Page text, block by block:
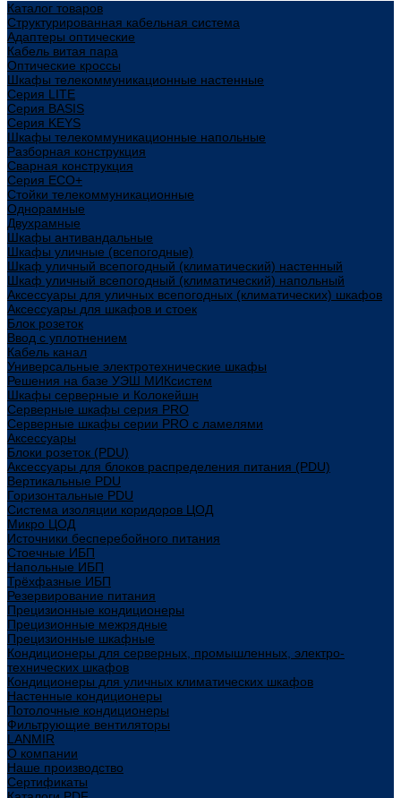
Каталог товаров
Структурированная кабельная система
Адаптеры оптические
Кабель витая пара
Оптические кроссы
Шкафы телекоммуникационные настенные
Cерия LITE
Cерия BASIS
Cерия KEYS
Шкафы телекоммуникационные напольные
Разборная конструкция
Сварная конструкция
Серия ECO+
Стойки телекоммуникационные
Однорамные
Двухрамные
Шкафы антивандальные
Шкафы уличные (всепогодные)
Шкаф уличный всепогодный (климатический) настенный
Шкаф уличный всепогодный (климатический) напольный
Аксессуары для уличных всепогодных (климатических) шкафов
Аксессуары для шкафов и стоек
Блок розеток
Ввод с уплотнением
Кабель канал
Универсальные электротехнические шкафы
Решения на базе УЭШ МИКсистем
Шкафы серверные и Колокейшн
Серверные шкафы серия PRO
Серверные шкафы серии PRO с ламелями
Аксессуары
Блоки розеток (PDU)
Аксессуары для блоков распределения питания (PDU)
Вертикальные PDU
Горизонтальные PDU
Система изоляции коридоров ЦОД
Микро ЦОД
Источники бесперебойного питания
Стоечные ИБП
Напольные ИБП
Трёхфазные ИБП
Резервирование питания
Прецизионные кондиционеры
Прецизионные межрядные
Прецизионные шкафные
Кондиционеры для серверных, промышленных, электро-
технических шкафов
Кондиционеры для уличных климатических шкафов
Настенные кондиционеры
Потолочные кондиционеры
Фильтрующие вентиляторы
LANMIR
О компании
Наше производство
Сертификаты